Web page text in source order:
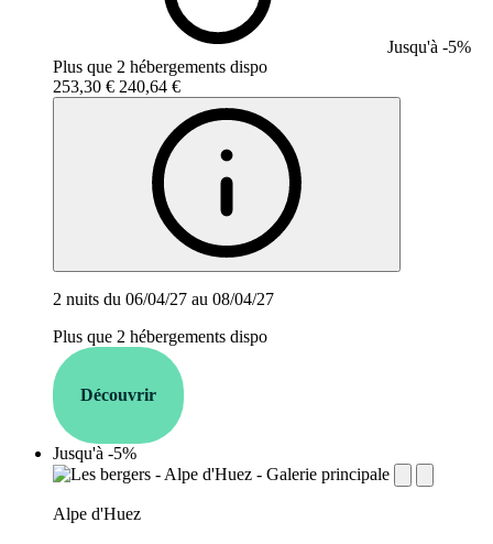
Jusqu'à -5%
Plus que 2 hébergements dispo
253,30 € 240,64 €
2 nuits du 06/04/27 au 08/04/27
Plus que 2 hébergements dispo
Découvrir
Jusqu'à -5%
establishment.station_label:
Alpe d'Huez